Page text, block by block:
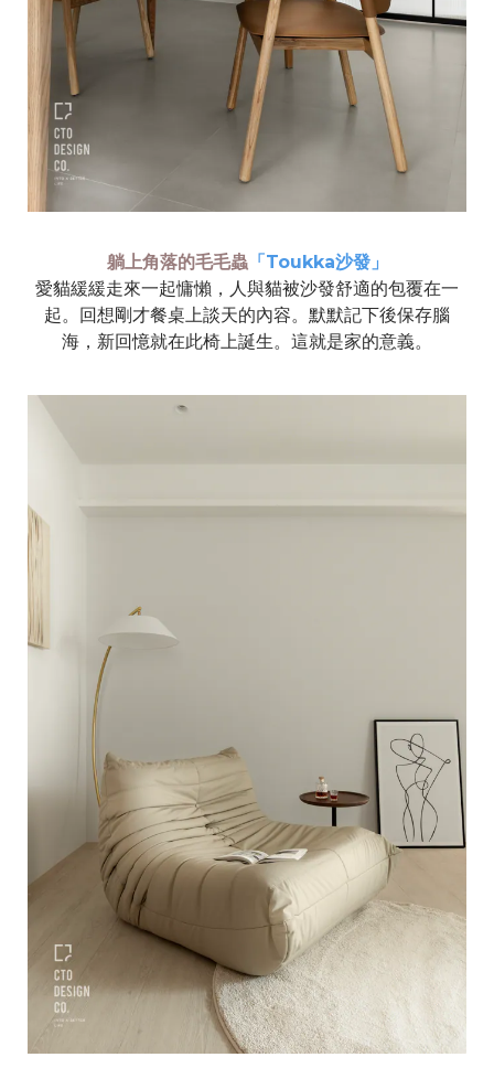
躺上角落的毛毛蟲「Toukka沙發」
愛貓緩緩走來一起慵懶，人與貓被沙發舒適的包覆在一
起。回想剛才餐桌上談天的內容。默默記下後保存腦
海，新回憶就在此椅上誕生。這就是家的意義。